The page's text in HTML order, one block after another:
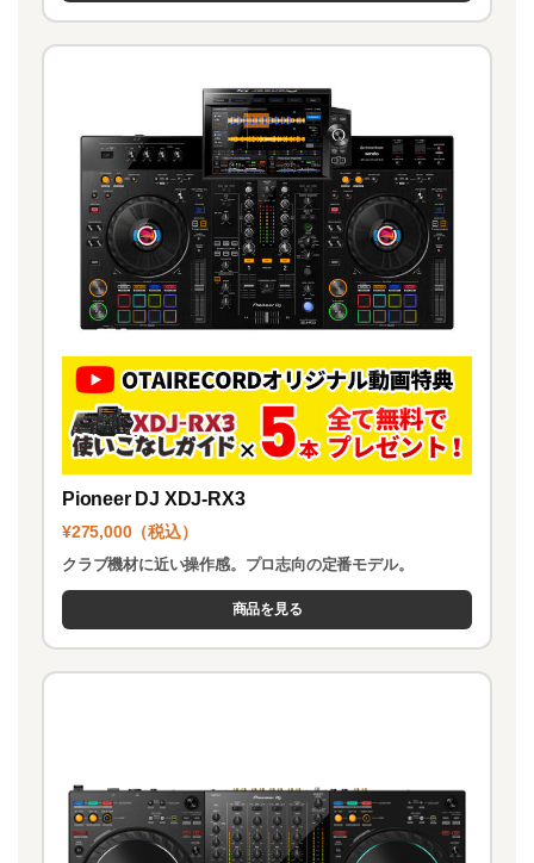
Pioneer DJ XDJ-RX3
¥275,000（税込）
クラブ機材に近い操作感。プロ志向の定番モデル。
商品を見る